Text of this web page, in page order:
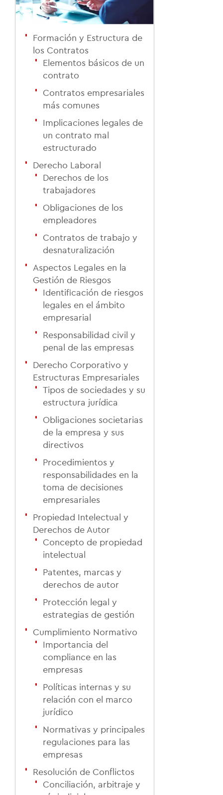
Formación y Estructura de
los Contratos
Elementos básicos de un
contrato
Contratos empresariales
más comunes
Implicaciones legales de
un contrato mal
estructurado
Derecho Laboral
Derechos de los
trabajadores
Obligaciones de los
empleadores
Contratos de trabajo y
desnaturalización
Aspectos Legales en la
Gestión de Riesgos
Identificación de riesgos
legales en el ámbito
empresarial
Responsabilidad civil y
penal de las empresas
Derecho Corporativo y
Estructuras Empresariales
Tipos de sociedades y su
estructura jurídica
Obligaciones societarias
de la empresa y sus
directivos
Procedimientos y
responsabilidades en la
toma de decisiones
empresariales
Propiedad Intelectual y
Derechos de Autor
Concepto de propiedad
intelectual
Patentes, marcas y
derechos de autor
Protección legal y
estrategias de gestión
Cumplimiento Normativo
Importancia del
compliance en las
empresas
Políticas internas y su
relación con el marco
jurídico
Normativas y principales
regulaciones para las
empresas
Resolución de Conflictos
Conciliación, arbitraje y